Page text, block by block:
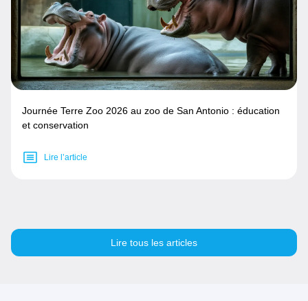
Journée Terre Zoo 2026 au zoo de San Antonio : éducation
et conservation
Lire l’article
Lire tous les articles